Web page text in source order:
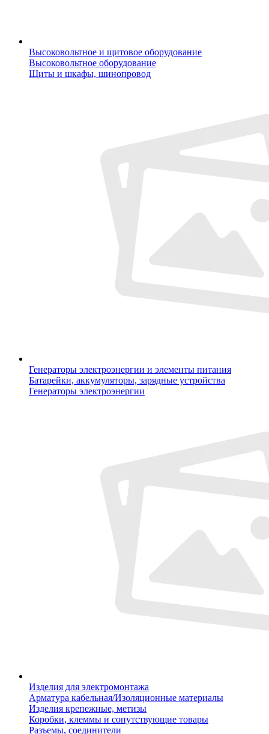
Высоковольтное и щитовое оборудование
Высоковольтное оборудование
Щиты и шкафы, шинопровод
Генераторы электроэнергии и элементы питания
Батарейки, аккумуляторы, зарядные устройства
Генераторы электроэнергии
Изделия для электромонтажа
Арматура кабельная/Изоляционные материалы
Изделия крепежные, метизы
Коробки, клеммы и сопутствующие товары
Разъемы, соединители